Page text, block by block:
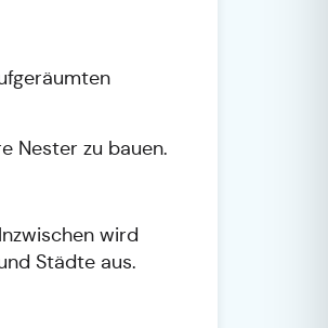
Nester zu bauen.
wird
Städte aus.